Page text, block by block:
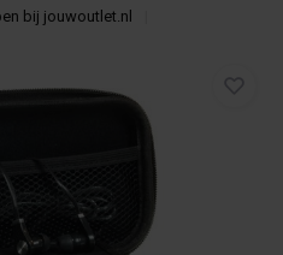
bij jouwoutlet.nl